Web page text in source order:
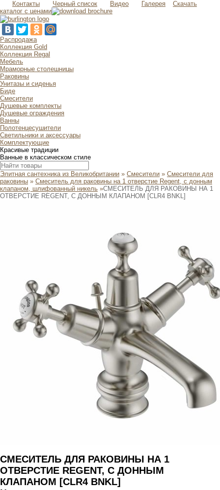
Контакты Черный список Видео Галерея
Скачать
каталог с ценами
Распродажа
Коллекция Gold
Коллекция Regal
Мебель
Мраморные столешницы
Раковины
Унитазы и сиденья
Биде
Смесители
Душевые комплекты
Душевые ограждения
Ванны
Полотенцесушители
Светильники и аксессуары
Комплектующие
Красивые традиции
Ванные в классическом стиле
Элитная сантехника из Великобритании » Смесители » Смесители для
раковины » Смеситель для раковины на 1 отверстие Regent, с донным
клапаном, шлифованный никель »СМЕСИТЕЛЬ ДЛЯ РАКОВИНЫ НА 1
ОТВЕРСТИЕ REGENT, С ДОННЫМ КЛАПАНОМ [CLR4 BNKL]
СМЕСИТЕЛЬ ДЛЯ РАКОВИНЫ НА 1
ОТВЕРСТИЕ REGENT, С ДОННЫМ
КЛАПАНОМ [CLR4 BNKL]